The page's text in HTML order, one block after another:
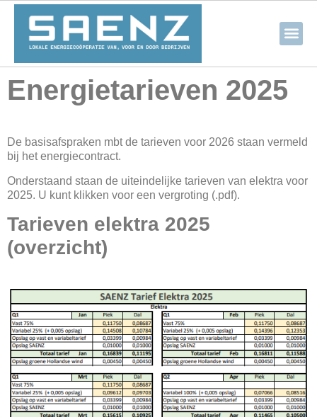
Energietarieven 2025
De basisafspraken mbt de tarieven voor 2026 staan vermeld
bij het energiecontract.
Onderstaand staan de uiteindelijke tarieven van elektra voor
2025. U kunt klikken voor een vergroting (.pdf).
Tarieven elektra 2025
(overzicht)